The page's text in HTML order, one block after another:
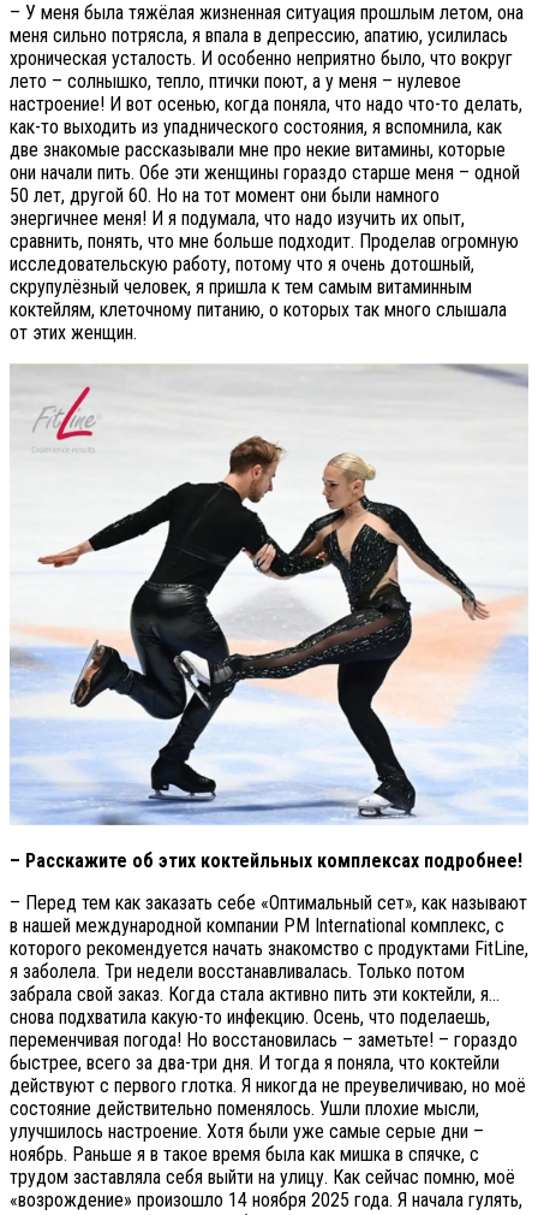
– У меня была тяжёлая жизненная ситуация прошлым летом, она
меня сильно потрясла, я впала в депрессию, апатию, усилилась
хроническая усталость. И особенно неприятно было, что вокруг
лето – солнышко, тепло, птички поют, а у меня – нулевое
настроение! И вот осенью, когда поняла, что надо что-то делать,
как-то выходить из упаднического состояния, я вспомнила, как
две знакомые рассказывали мне про некие витамины, которые
они начали пить. Обе эти женщины гораздо старше меня – одной
50 лет, другой 60. Но на тот момент они были намного
энергичнее меня! И я подумала, что надо изучить их опыт,
сравнить, понять, что мне больше подходит. Проделав огромную
исследовательскую работу, потому что я очень дотошный,
скрупулёзный человек, я пришла к тем самым витаминным
коктейлям, клеточному питанию, о которых так много слышала
от этих женщин.
– Расскажите об этих коктейльных комплексах подробнее!
– Перед тем как заказать себе «Оптимальный сет», как называют
в нашей международной компании PM International комплекс, с
которого рекомендуется начать знакомство с продуктами FitLine,
я заболела. Три недели восстанавливалась. Только потом
забрала свой заказ. Когда стала активно пить эти коктейли, я…
снова подхватила какую-то инфекцию. Осень, что поделаешь,
переменчивая погода! Но восстановилась – заметьте! – гораздо
быстрее, всего за два-три дня. И тогда я поняла, что коктейли
действуют с первого глотка. Я никогда не преувеличиваю, но моё
состояние действительно поменялось. Ушли плохие мысли,
улучшилось настроение. Хотя были уже самые серые дни –
ноябрь. Раньше я в такое время была как мишка в спячке, с
трудом заставляла себя выйти на улицу. Как сейчас помню, моё
«возрождение» произошло 14 ноября 2025 года. Я начала гулять,